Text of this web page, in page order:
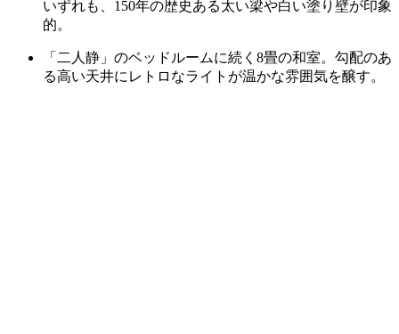
いずれも、150年の歴史ある太い梁や白い塗り壁が印象
的。
「二人静」のベッドルームに続く8畳の和室。勾配のあ
る高い天井にレトロなライトが温かな雰囲気を醸す。